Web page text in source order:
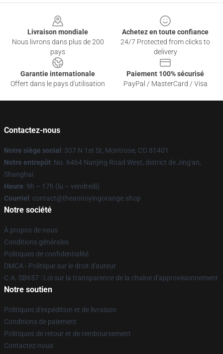
Livraison mondiale
Nous livrons dans plus de 200
pays
Achetez en toute confiance
24/7 Protected from clicks to
delivery
Garantie internationale
Offert dans le pays d'utilisation
Paiement 100% sécurisé
PayPal / MasterCard / Visa
Contactez-nous
Notre siège social : 307 N 1st St, Montrose, CO 81401
Notre entrepôt: No. 6464 Nanjing Road West, district de Jing'an,
Shanghai
Heure: 9h – 17h (lu – vendredi)
Courriel : contact@theannoyingorange.shop
Notre société
À propos de nous
Conditions générales
Politiques de confidentialité
DMCA - Politique sur le droit d'auteur
C.A. SB657 : Loi sur la transparence de la chaîne d'approvisionnement
Notre soutien
Politiques d'expédition et de livraison
Conditions de paiement
Politiques de retour et de remboursement
Contactez-nous